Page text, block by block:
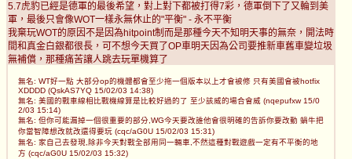
5.7虎豹已經是德軍的最後希望，對上對下都被打得7彩，德軍倒下了又輪到美
軍，最後只會像WOT一樣永無休止的"平衡" - 永不平衡
我棄玩WOT的原因不是因為hitpoint制而是那種今天不知明天事的無奈，開法時
間和真金白銀都很長，可不想今天買了OP車明天因為公司要推新車舊車變垃圾
無補償，那種痛苦讓人跳去玩單機算了
無名: WT好一點 大部分op的機體都會至少拖一個版本以上才會被修 只有美國會被hotfix
XDDDD (QskAS7YQ 15/02/03 14:38)
無名: 美國的戰車線相比戰機線算是比較好過的了 至少該威的場合會威 (nqepufxw 15/0
2/03 15:14)
無名: 但你可能漏掉一個很重要的部分,WG今天要改誰他會很明確的告訴你要改動 蝸牛把
你當智障想改就改還得要玩 (cqc/aG0U 15/02/03 15:31)
無名: 家自己去發現,除非今天對戰全部用同一輛車,不然這種對戰遊戲一定有不平衡的地
方 (cqc/aG0U 15/02/03 15:32)